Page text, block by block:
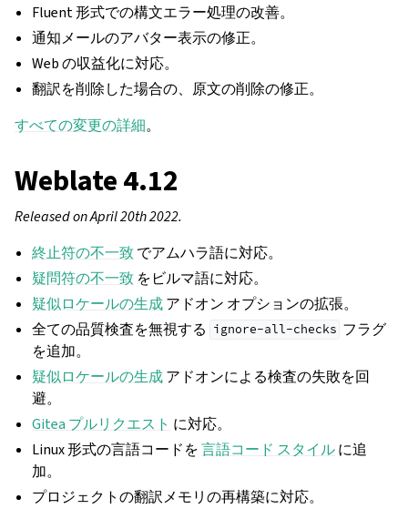
Fluent 形式での構文エラー処理の改善。
通知メールのアバター表示の修正。
Web の収益化に対応。
翻訳を削除した場合の、原文の削除の修正。
すべての変更の詳細。
Weblate 4.12
Released on April 20th 2022.
終止符の不一致でアムハラ語に対応。
疑問符の不一致 をビルマ語に対応。
疑似ロケールの生成アドオン オプションの拡張。
全ての品質検査を無視する ignore-all-checks フラグ
を追加。
疑似ロケールの生成アドオンによる検査の失敗を回
避。
Gitea プルリクエスト に対応。
Linux 形式の言語コードを言語コード スタイルに追
加。
プロジェクトの翻訳メモリの再構築に対応。